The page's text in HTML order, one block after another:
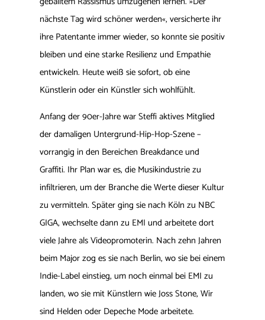
nächste Tag wird schöner werden«, versicherte ihr
ihre Patentante immer wieder, so konnte sie positiv
bleiben und eine starke Resilienz und Empathie
entwickeln. Heute weiß sie sofort, ob eine
Künstlerin oder ein Künstler sich wohlfühlt.
Anfang der 90er-Jahre war Steffi aktives Mitglied
der damaligen Untergrund-Hip-Hop-Szene –
vorrangig in den Bereichen Breakdance und
Graffiti. Ihr Plan war es, die Musikindustrie zu
infiltrieren, um der Branche die Werte dieser Kultur
zu vermitteln. Später ging sie nach Köln zu NBC
GIGA, wechselte dann zu EMI und arbeitete dort
viele Jahre als Videopromoterin. Nach zehn Jahren
beim Major zog es sie nach Berlin, wo sie bei einem
Indie-Label einstieg, um noch einmal bei EMI zu
landen, wo sie mit Künstlern wie Joss Stone, Wir
sind Helden oder Depeche Mode arbeitete.